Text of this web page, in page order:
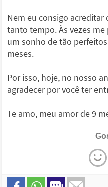
Nem eu consigo acreditar
tanto tempo. Às vezes
um sonho de tão
meses.
Por isso, hoje, no nosso
agradecer por você ter
Te amo, meu amor de 9